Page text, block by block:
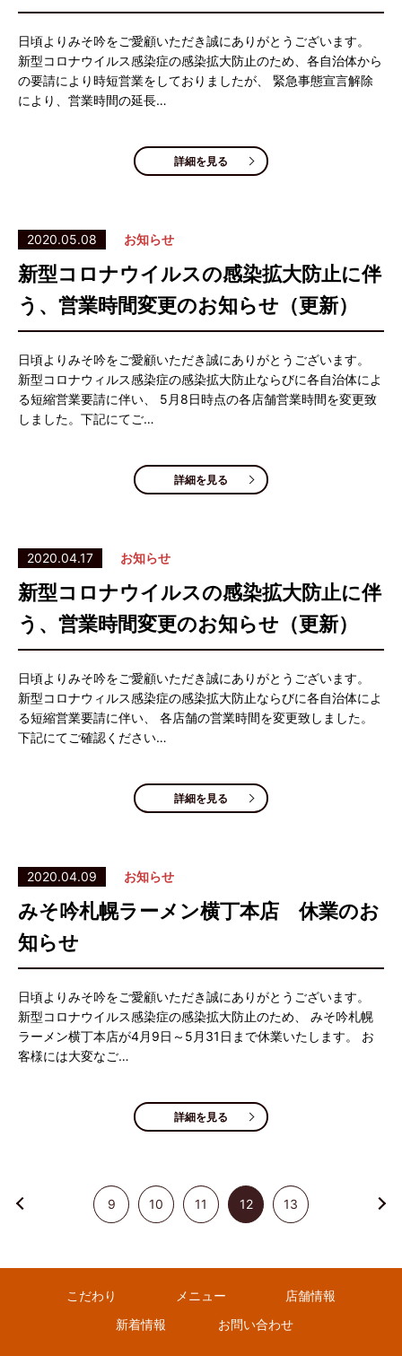
日頃よりみそ吟をご愛顧いただき誠にありがとうございます。
新型コロナウイルス感染症の感染拡大防止のため、各自治体から
の要請により時短営業をしておりましたが、 緊急事態宣言解除
により、営業時間の延長…
詳細を見る
2020.05.08 お知らせ
新型コロナウイルスの感染拡大防止に伴
う、営業時間変更のお知らせ（更新）
日頃よりみそ吟をご愛顧いただき誠にありがとうございます。
新型コロナウィルス感染症の感染拡大防止ならびに各自治体によ
る短縮営業要請に伴い、 5月8日時点の各店舗営業時間を変更致
しました。下記にてご…
詳細を見る
2020.04.17 お知らせ
新型コロナウイルスの感染拡大防止に伴
う、営業時間変更のお知らせ（更新）
日頃よりみそ吟をご愛顧いただき誠にありがとうございます。
新型コロナウィルス感染症の感染拡大防止ならびに各自治体によ
る短縮営業要請に伴い、 各店舗の営業時間を変更致しました。
下記にてご確認ください…
詳細を見る
2020.04.09 お知らせ
みそ吟札幌ラーメン横丁本店 休業のお
知らせ
日頃よりみそ吟をご愛顧いただき誠にありがとうございます。
新型コロナウイルス感染症の感染拡大防止のため、 みそ吟札幌
ラーメン横丁本店が4月9日～5月31日まで休業いたします。 お
客様には大変なご…
詳細を見る
9 10 11 12 13
こだわり メニュー
店舗情報
新着情報
お問い合わせ